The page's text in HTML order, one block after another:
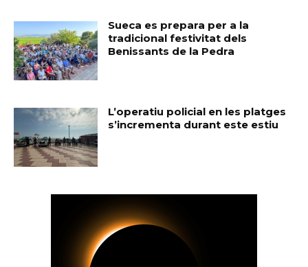
Sueca es prepara per a la
tradicional festivitat dels
Benissants de la Pedra
L’operatiu policial en les platges
s’incrementa durant este estiu